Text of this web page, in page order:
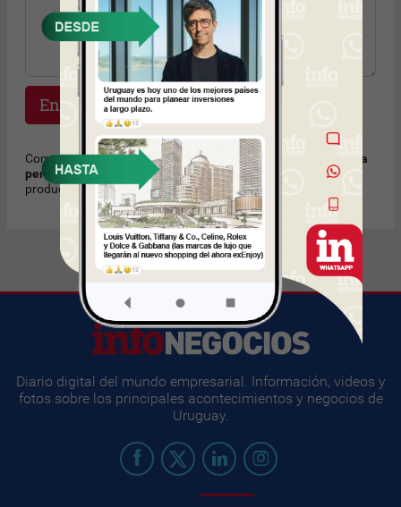
Enviar
Como regla de cortesía, recomendamosno enviar mensajes a
personas que no conocesolicitando trabajo u ofreciendo
productos o servicios no solicitados. Muchas Gracias.
Diario digital del mundo empresarial. Información, videos y
fotos sobre los principales acontecimientos y negocios de
Uruguay.